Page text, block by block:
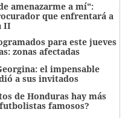
amenazarme a mí":
que enfrentará a
II
para este jueves
zonas afectadas
el impensable
a sus invitados
de Honduras hay más
famosos?